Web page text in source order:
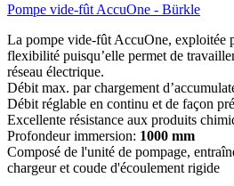
Pompe vide-fût AccuOne - Bürkle
La pompe vide-fût AccuOne, exploitée
flexibilité puisqu’elle permet de
réseau électrique.
Débit max. par chargement
Débit réglable en continu et de façon
Excellente résistance aux produits
Profondeur immersion: 1000 mm
Composé de l'unité de pompage,
chargeur et coude d'écoulement rigide